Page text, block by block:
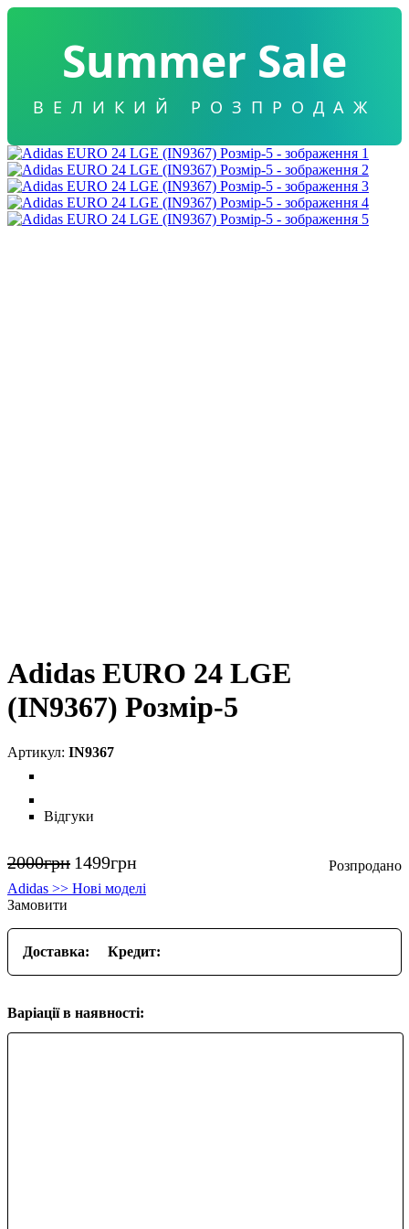
Summer Sale
ВЕЛИКИЙ РОЗПРОДАЖ
Adidas EURO 24 LGE
(IN9367) Розмір-5
IN9367
Відгуки
2000грн 1499грн
Adidas >> Нові моделі
Замовити
Доставка: Кредит:
Варіації в наявності: